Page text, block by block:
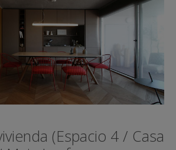
(Espacio 4 / Casa